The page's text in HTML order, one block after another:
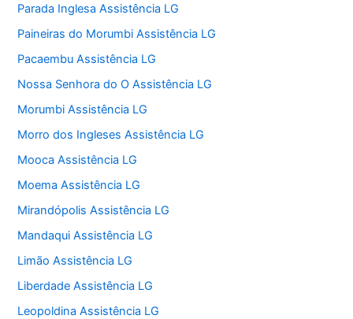
Parada Inglesa Assistência LG
Paineiras do Morumbi Assistência LG
Pacaembu Assistência LG
Nossa Senhora do O Assistência LG
Morumbi Assistência LG
Morro dos Ingleses Assistência LG
Mooca Assistência LG
Moema Assistência LG
Mirandópolis Assistência LG
Mandaqui Assistência LG
Limão Assistência LG
Liberdade Assistência LG
Leopoldina Assistência LG